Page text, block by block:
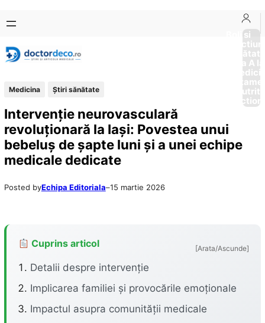
conținut
content
Boli si
Afectiuni
Sănătate
de la A
Medicina Ştiri sănătate
Intervenție neurovasculară
revoluționară la Iași: Povestea unui
bebeluș de șapte luni și a unei echipe
medicale dedicate
Posted byEchipa Editoriala–15 martie 2026
Cuprins articol [Arata/Ascunde]
Detalii despre intervenție
Implicarea familiei și provocările emoționale
Impactul asupra comunității medicale